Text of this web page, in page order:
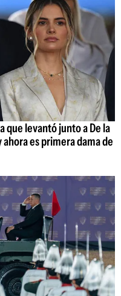
que levantó junto a De la
es primera dama de